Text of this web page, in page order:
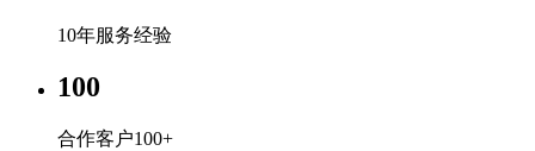
10年服务经验
100
合作客户100+